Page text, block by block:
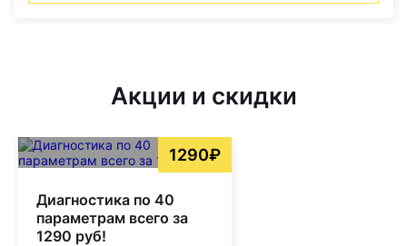
Акции и скидки
1290₽
Диагностика по 40
параметрам всего за
1290 руб!